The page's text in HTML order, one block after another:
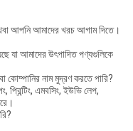
আপনি আমাদের খরচ আগাম দিতে।
যা আমাদের উৎপাদিত পণ্যগুলিকে
নাম মুদ্রণ করতে পারি?
এমবসিং, ইউভি লেপ,